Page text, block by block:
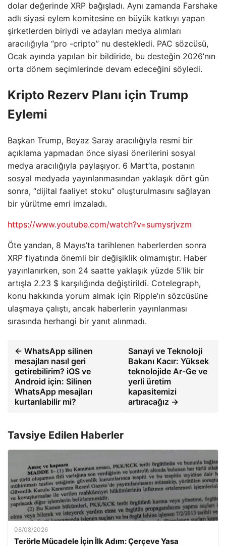
dolar değerinde XRP bağışladı. Aynı zamanda Farshake
adlı siyasi eylem komitesine en büyük katkıyı yapan
şirketlerden biriydi ve adayları medya alımları
aracılığıyla “pro -cripto” nu destekledi. PAC sözcüsü,
Ocak ayında yapılan bir bildiride, bu desteğin 2026’nın
orta dönem seçimlerinde devam edeceğini söyledi.
Kripto Rezerv Planı için Trump
Eylemi
Başkan Trump, Beyaz Saray aracılığıyla resmi bir
açıklama yapmadan önce siyasi önerilerini sosyal
medya aracılığıyla paylaşıyor. 6 Mart’ta, postanın
sosyal medyada yayınlanmasından yaklaşık dört gün
sonra, “dijital faaliyet stoku” oluşturulmasını sağlayan
bir yürütme emri imzaladı.
https://www.youtube.com/watch?v=sumysrjvzm
Öte yandan, 8 Mayıs’ta tarihlenen haberlerden sonra
XRP fiyatında önemli bir değişiklik olmamıştır. Haber
yayınlanırken, son 24 saatte yaklaşık yüzde 5’lik bir
artışla 2.23 $ karşılığında değiştirildi. Cotelegraph,
konu hakkında yorum almak için Ripple’ın sözcüsüne
ulaşmaya çalıştı, ancak haberlerin yayınlanması
sırasında herhangi bir yanıt alınmadı.
← WhatsApp silinen
mesajları nasıl geri
getirebilirim? iOS ve
Android için: Silinen
WhatsApp mesajları
kurtarılabilir mi?
Sanayi ve Teknoloji
Bakanı Kacır: Yüksek
teknolojide Ar-Ge ve
yerli üretim
kapasitemizi
artıracağız →
Tavsiye Edilen Haberler
08/08/2026
Terörle Mücadele İçin İlk Adım: Çerçeve Yasa